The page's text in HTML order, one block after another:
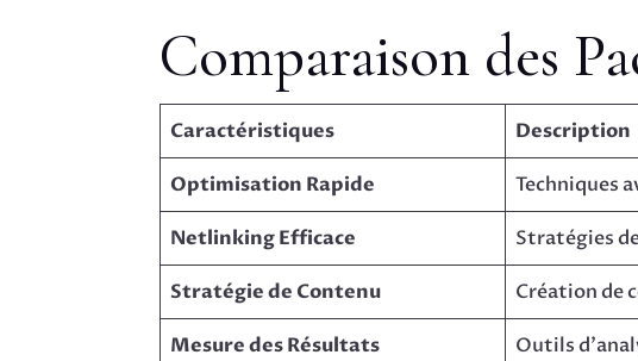
Comparaison des
Caractéristiques Description
Optimisation Rapide Techniques
Netlinking Efficace Stratégies
Stratégie de Contenu Création de
Mesure des Résultats Outils